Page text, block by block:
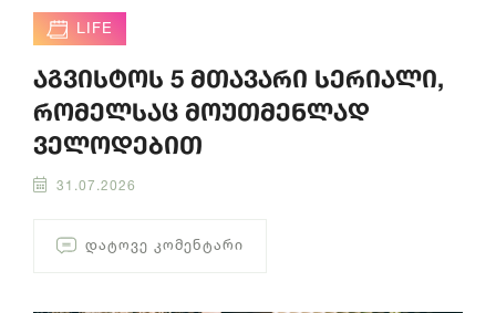
LIFE
აგვისტოს 5 მთავარი სერიალი,
რომელსაც მოუთმენლად
ველოდებით
31.07.2026
ᲓᲐᲢᲝᲕᲔ ᲙᲝᲛᲔᲜᲢᲐᲠᲘ